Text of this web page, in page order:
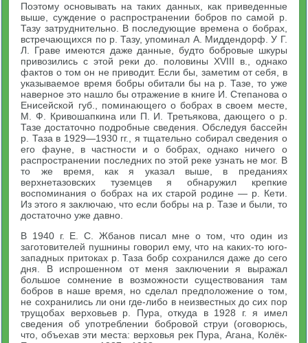
Поэтому основывать на таких данных, как приведенные
выше, суждение о распространении бобров по самой р.
Тазу затруднительно. В последующие времена о бобрах,
встречающихся по р. Тазу, упоминал А. Миддендорф. У Г.
Л. Граве имеются даже данные, будто бобровые шкуры
привозились с этой реки до. половины XVIII в., однако
фактов о том он не приводит. Если бы, заметим от себя, в
указываемое время бобры обитали бы на р. Тазе, то уже
наверное это нашло бы отражение в книге И. Степанова о
Енисейской губ., поминающего о бобрах в своем месте,
М. Ф. Кривошапкина или П. И. Третьякова, дающего о р.
Тазе достаточно подробные сведения. Обследуя бассейн
р. Таза в 1929—1930 гг., я тщательно собирал сведения о
его фауне, в частности и о бобрах, однако ничего о
распространении последних по этой реке узнать не мог. В
то же время, как я указал выше, в преданиях
верхнетазовских туземцев я обнаружил крепкие
воспоминания о бобрах на их старой родине — р. Кети.
Из этого я заключаю, что если бобры на р. Тазе и были, то
достаточно уже давно.
В 1940 г. Е. С. Жбанов писал мне о том, что один из
заготовителей пушнины говорил ему, что на каких-то юго-
западных притоках р. Таза бобр сохранился даже до сего
дня. В испрошенном от меня заключении я выражал
большое сомнение в возможности существования там
бобров в наше время, но сделал предположение о том,
не сохранились ли они где-либо в неизвестных до сих пор
трущобах верховьев р. Пура, откуда в 1928 г. я имел
сведения об употреблении бобровой струи (оговорюсь,
что, объехав эти места: верховья рек Пура, Агана, Колёк-